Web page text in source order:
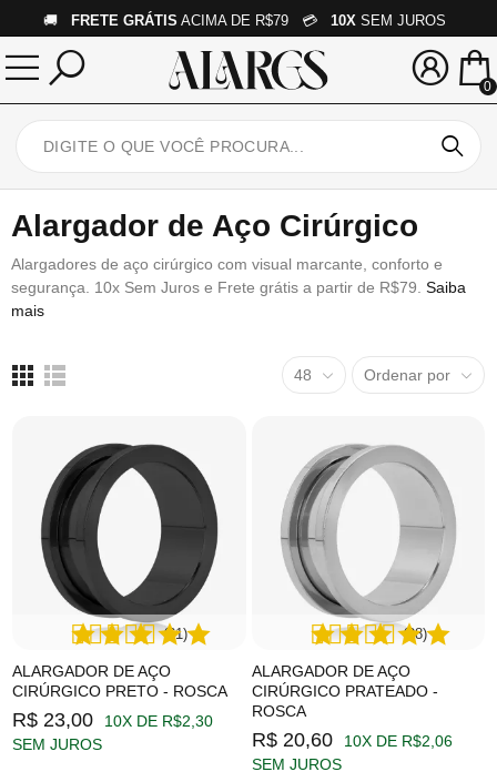
🚚 FRETE GRÁTIS ACIMA DE R$79 💳 10X SEM JUROS
0
Alargador de Aço Cirúrgico
Alargadores de aço cirúrgico com visual marcante, conforto e
segurança. 10x Sem Juros e Frete grátis a partir de R$79. Saiba
mais
48 Ordenar por
ALARGADOR DE AÇO
CIRÚRGICO PRETO - ROSCA
(61)
R$ 23,00
10X DE R$2,30
SEM JUROS
ALARGADOR DE AÇO
CIRÚRGICO PRATEADO -
ROSCA
(28)
R$ 20,60
10X DE R$2,06
SEM JUROS